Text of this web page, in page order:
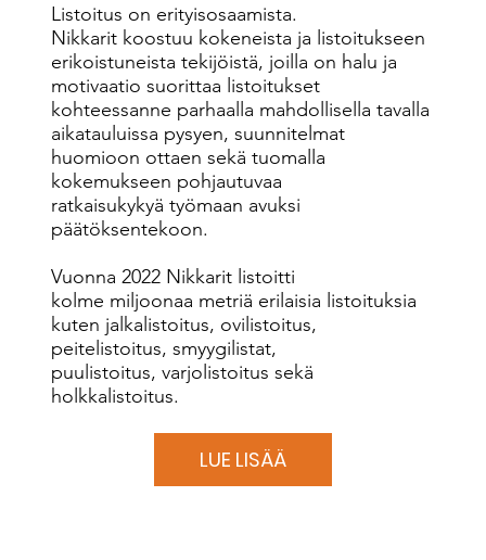
Listoitus on erityisosaamista.
Nikkarit koostuu kokeneista ja listoitukseen
erikoistuneista tekijöistä, joilla on halu ja
motivaatio suorittaa listoitukset
kohteessanne parhaalla mahdollisella tavalla
aikatauluissa pysyen, suunnitelmat
huomioon ottaen sekä tuomalla
kokemukseen pohjautuvaa
ratkaisukykyä työmaan avuksi
päätöksentekoon.
Vuonna 2022 Nikkarit listoitti
kolme miljoonaa metriä erilaisia listoituksia
kuten jalkalistoitus, ovilistoitus,
peitelistoitus, smyygilistat,
puulistoitus, varjolistoitus sekä
holkkalistoitus.
LUE LISÄÄ